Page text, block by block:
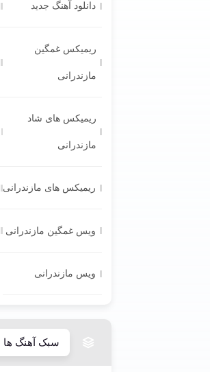
دانلود آهنگ جدید
ریمیکس غمگین
مازندرانی
ریمیکس های شاد
مازندرانی
ریمیکس های مازندرانی
ویس غمگین مازندرانی
ویس مازندرانی
سبک آهنگ ها